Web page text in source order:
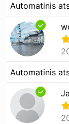
Automatinis
Automatinis